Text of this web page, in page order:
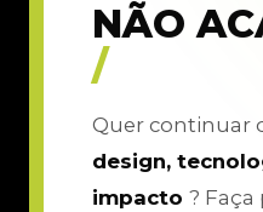
NÃO
/
Quer continuar
design,
impacto ?